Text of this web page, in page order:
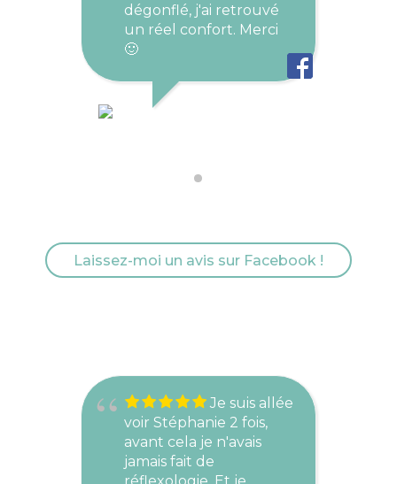
dégonflé, j'ai retrouvé
un réel confort. Merci
🙂
Laissez-moi un avis sur Facebook !
Je suis allée
voir Stéphanie 2 fois,
avant cela je n'avais
jamais fait de